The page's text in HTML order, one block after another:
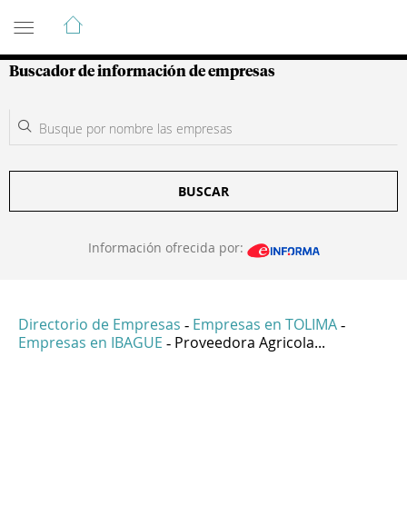
Guía de Empresas Colombianas
Buscador de información de empresas
BUSCAR
Información ofrecida por:
Directorio de Empresas - Empresas en TOLIMA -
Empresas en IBAGUE - Proveedora Agricola...